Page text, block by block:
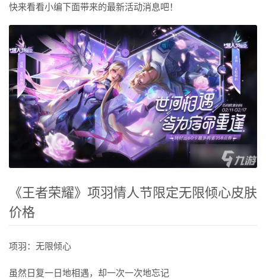
快来看看小编下面带来的最新活动消息吧！
《王者荣耀》项羽情人节限定无限倾心皮肤
价格
项羽：无限倾心
虽然日复一日地相遇，却一次一次地忘记